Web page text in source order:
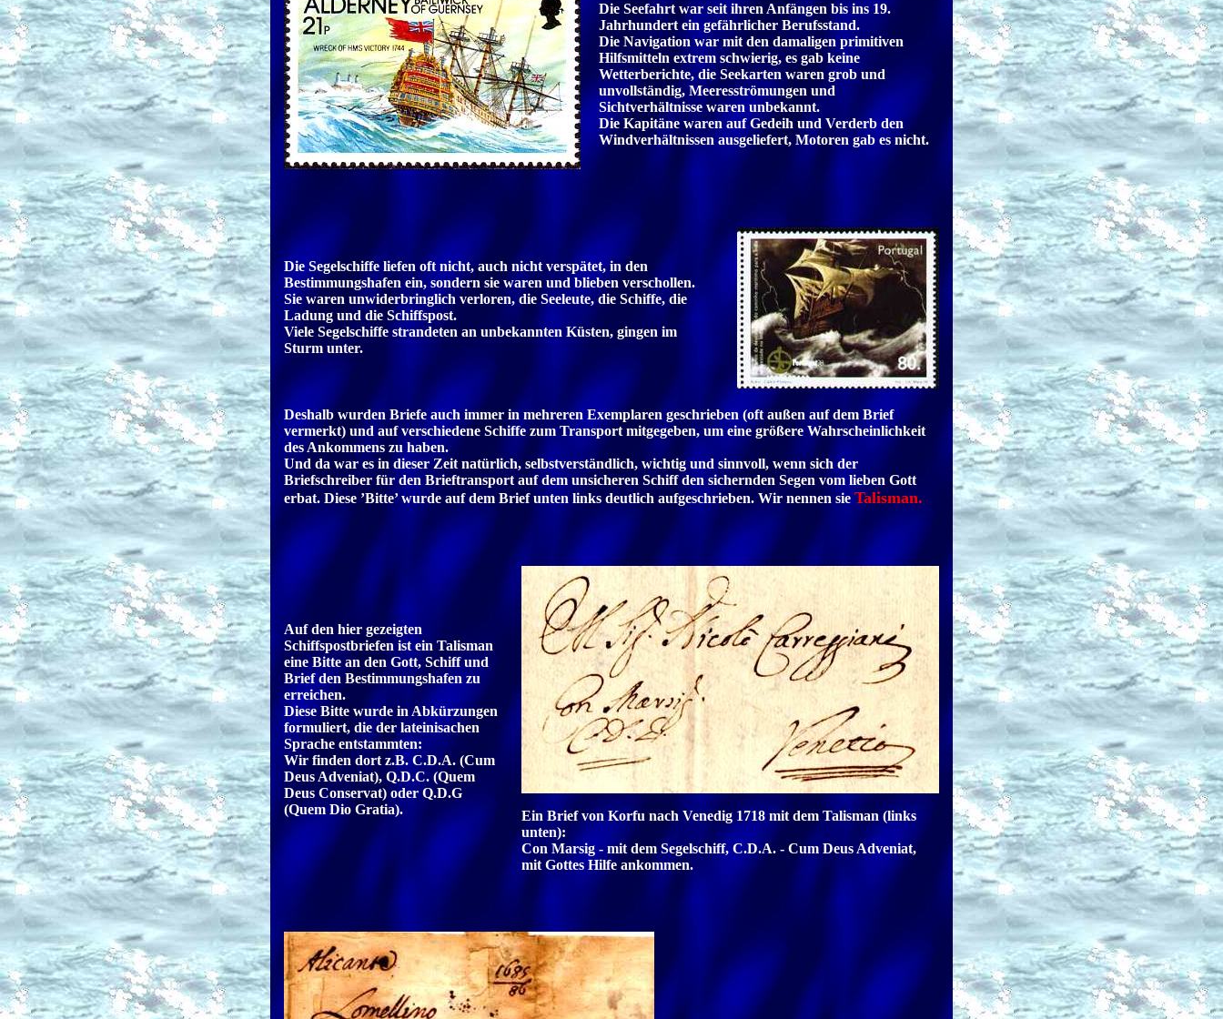
Die Seefahrt war seit ihren Anfängen bis ins 19.
Jahrhundert ein gefährlicher Berufsstand.
Die Navigation war mit den damaligen primitiven
Hilfsmitteln extrem schwierig, es gab keine
Wetterberichte, die Seekarten waren grob und
unvollständig, Meeresströmungen und
Sichtverhältnisse waren unbekannt.
Die Kapitäne waren auf Gedeih und Verderb den
Windverhältnissen ausgeliefert, Motoren gab es nicht.
Die Segelschiffe liefen oft nicht, auch nicht verspätet, in den
Bestimmungshafen ein, sondern sie waren und blieben verschollen.
Sie waren unwiderbringlich verloren, die Seeleute, die Schiffe, die
Ladung und die Schiffspost.
Viele Segelschiffe strandeten an unbekannten Küsten, gingen im
Sturm unter.
Deshalb wurden Briefe auch immer in mehreren Exemplaren geschrieben (oft außen auf dem Brief
vermerkt) und auf verschiedene Schiffe zum Transport mitgegeben, um eine größere Wahrscheinlichkeit
des Ankommens zu haben.
Und da war es in dieser Zeit natürlich, selbstverständlich, wichtig und sinnvoll, wenn sich der
Briefschreiber für den Brieftransport auf dem unsicheren Schiff den sichernden Segen vom lieben Gott
erbat. Diese ’Bitte’ wurde auf dem Brief unten links deutlich aufgeschrieben. Wir nennen sie Talisman.
Auf den hier gezeigten
Schiffspostbriefen ist ein Talisman
eine Bitte an den Gott, Schiff und
Brief den Bestimmungshafen zu
erreichen.
Diese Bitte wurde in Abkürzungen
formuliert, die der lateinisachen
Sprache entstammten:
Wir finden dort z.B. C.D.A. (Cum
Deus Adveniat), Q.D.C. (Quem
Deus Conservat) oder Q.D.G
(Quem Dio Gratia).
Ein Brief von Korfu nach Venedig 1718 mit dem Talisman (links
unten):
Con Marsig - mit dem Segelschiff, C.D.A. - Cum Deus Adveniat,
mit Gottes Hilfe ankommen.